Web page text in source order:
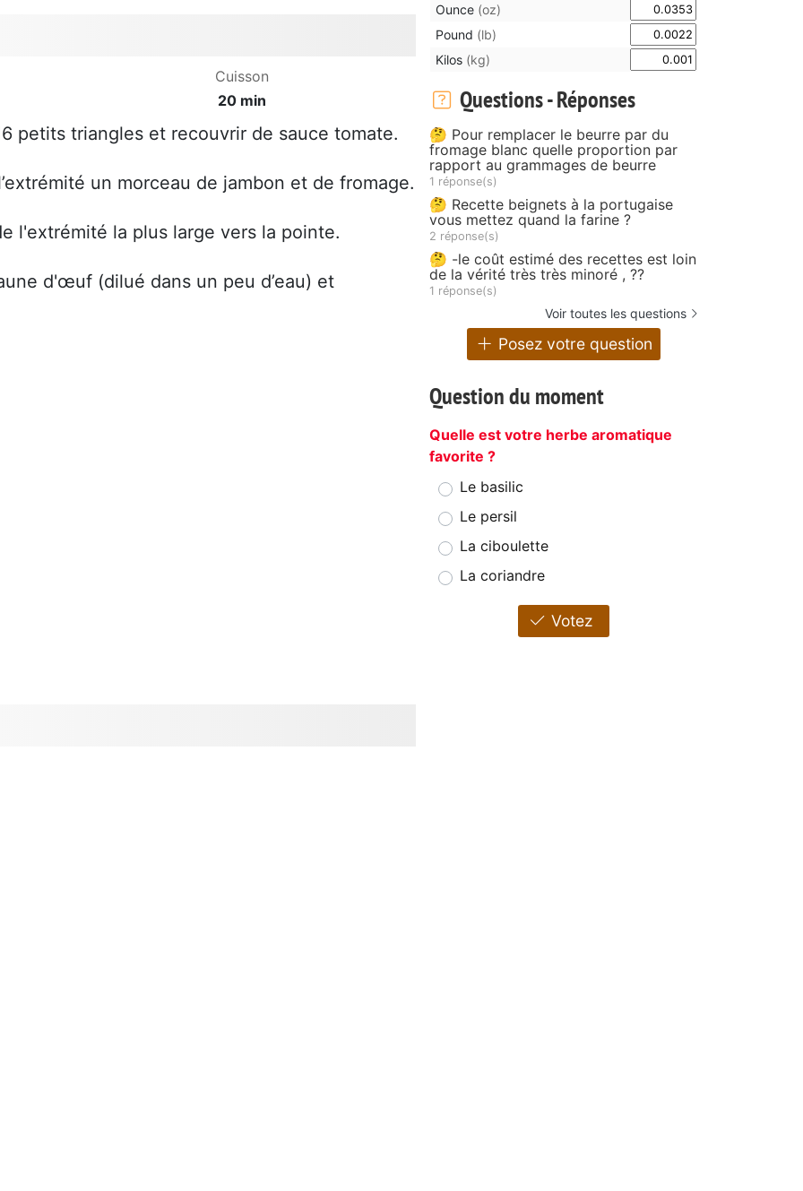
Cuisson
20 min
petits triangles et recouvrir de sauce tomate.
un morceau de jambon et de fromage.
l'extrémité la plus large vers la pointe.
d'œuf (dilué dans un peu d’eau) et
Ounce (oz)
Pound (lb)
Kilos (kg)
Questions - Réponses
🤔 Pour remplacer le beurre par du
fromage blanc quelle proportion par
rapport au grammages de beurre
1 réponse(s)
🤔 Recette beignets à la portugaise
vous mettez quand la farine ?
2 réponse(s)
🤔 -le coût estimé des recettes est loin
de la vérité très très minoré , ??
1 réponse(s)
Voir toutes les questions
Posez votre question
Question du moment
Quelle est votre herbe aromatique
favorite ?
Le basilic
Le persil
La ciboulette
La coriandre
Votez